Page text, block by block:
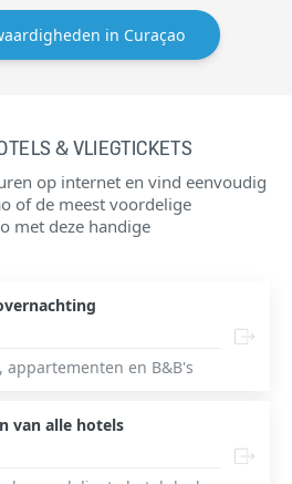
in Curaçao
& VLIEGTICKETS
op internet en vind eenvoudig
of de meest voordelige
met deze handige
en B&B's
van alle hotels